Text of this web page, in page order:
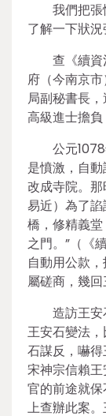
我們把
了解一下狀況
查《續
府（今南京
局副秘書長
高級進士擔負
公元
是憤激，自
改成寺院。
易近）為了
橋，修精義
之門。”（《
自動用公款
屬磋商，幾回
造訪王
王安石變法
石謀反，嚇得
宋神宗信賴
官的前途就
上查辦此案